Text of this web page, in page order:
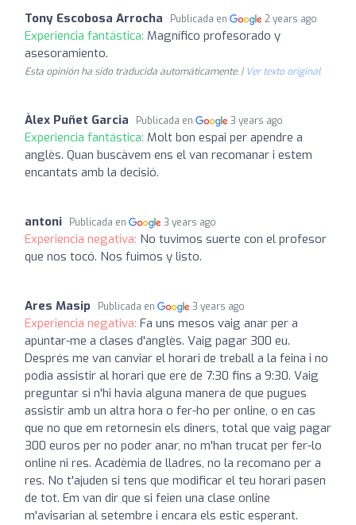
Tony Escobosa Arrocha Publicada en 2 years ago
Experiencia fantástica: Magnífico profesorado y
asesoramiento.
Esta opinión ha sido traducida automáticamente. | Ver texto original
Àlex Puñet Garcia Publicada en 3 years ago
Experiencia fantástica: Molt bon espai per apendre a
anglès. Quan buscàvem ens el van recomanar i estem
encantats amb la decisió.
antoni Publicada en 3 years ago
Experiencia negativa: No tuvimos suerte con el profesor
que nos tocó. Nos fuimos y listo.
Ares Masip Publicada en 3 years ago
Experiencia negativa: Fa uns mesos vaig anar per a
apuntar-me a clases d'anglès. Vaig pagar 300 eu.
Després me van canviar el horari de treball a la feina i no
podia assistir al horari que ere de 7:30 fins a 9:30. Vaig
preguntar si n'hi havia alguna manera de que pugues
assistir amb un altra hora o fer-ho per online, o en cas
que no que em retornesin els diners, total que vaig pagar
300 euros per no poder anar, no m'han trucat per fer-lo
online ni res. Acadèmia de lladres, no la recomano per a
res. No t'ajuden si tens que modificar el teu horari pasen
de tot. Em van dir que si feien una clase online
m'avisarian al setembre i encara els estic esperant.